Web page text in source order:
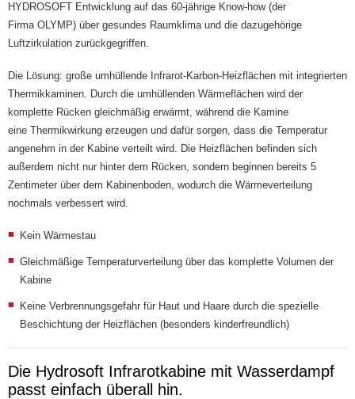
HYDROSOFT Entwicklung auf das 60-jährige Know-how (der
Firma OLYMP) über gesundes Raumklima und die dazugehörige
Luftzirkulation zurückgegriffen.
Die Lösung: große umhüllende Infrarot-Karbon-Heizflächen mit integrierten
Thermikkaminen. Durch die umhüllenden Wärmeflächen wird der
komplette Rücken gleichmäßig erwärmt, während die Kamine
eine Thermikwirkung erzeugen und dafür sorgen, dass die Temperatur
angenehm in der Kabine verteilt wird. Die Heizflächen befinden sich
außerdem nicht nur hinter dem Rücken, sondern beginnen bereits 5
Zentimeter über dem Kabinenboden, wodurch die Wärmeverteilung
nochmals verbessert wird.
Kein Wärmestau
Gleichmäßige Temperaturverteilung über das komplette Volumen der
Kabine
Keine Verbrennungsgefahr für Haut und Haare durch die spezielle
Beschichtung der Heizflächen (besonders kinderfreundlich)
Die Hydrosoft Infrarotkabine mit Wasserdampf
passt einfach überall hin.